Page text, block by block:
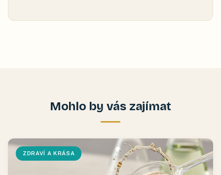
Mohlo by vás zajímat
ZDRAVÍ A KRÁSA